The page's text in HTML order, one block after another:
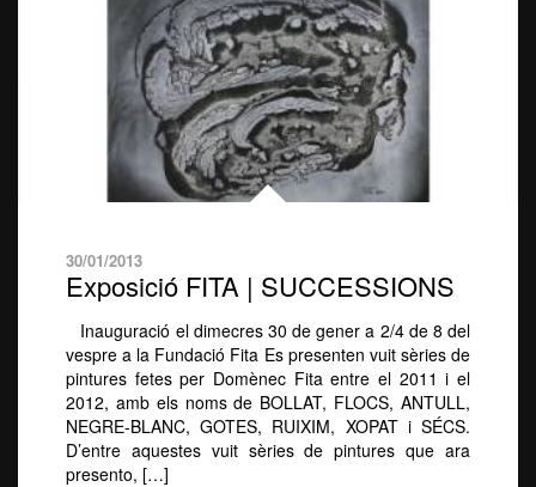
30/01/2013
Exposició FITA | SUCCESSIONS
Inauguració el dimecres 30 de gener a 2/4 de 8 del
vespre a la Fundació Fita Es presenten vuit sèries de
pintures fetes per Domènec Fita entre el 2011 i el
2012, amb els noms de BOLLAT, FLOCS, ANTULL,
NEGRE-BLANC, GOTES, RUIXIM, XOPAT i SÉCS.
D’entre aquestes vuit sèries de pintures que ara
presento, […]